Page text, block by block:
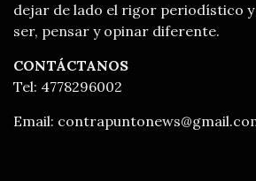
dejar de lado el rigor periodístico
ser, pensar y opinar diferente.
CONTÁCTANOS
Tel: 4778296002
Email: